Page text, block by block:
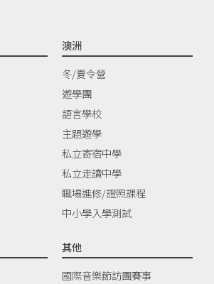
澳洲
冬/夏令營
遊學團
語言學校
主題遊學
私立寄宿中學
私立走讀中學
職場進修/證照課程
中小學入學測試
其他
國際音樂節訪團賽事